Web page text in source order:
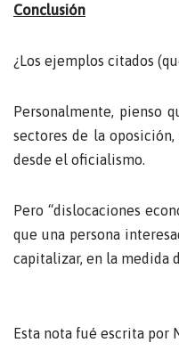
Conclusión
¿Los ejemplos citados
Personalmente, pienso
sectores de la
desde el oficialismo.
Pero “dislocaciones
que una persona
capitalizar, en la medida
Esta nota fué escrita por